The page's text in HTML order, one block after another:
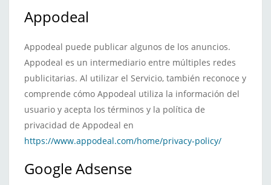
Appodeal
Appodeal puede publicar algunos de los anuncios.
Appodeal es un intermediario entre múltiples redes
publicitarias. Al utilizar el Servicio, también reconoce y
comprende cómo Appodeal utiliza la información del
usuario y acepta los términos y la política de
privacidad de Appodeal en
https://www.appodeal.com/home/privacy-policy/
Google Adsense